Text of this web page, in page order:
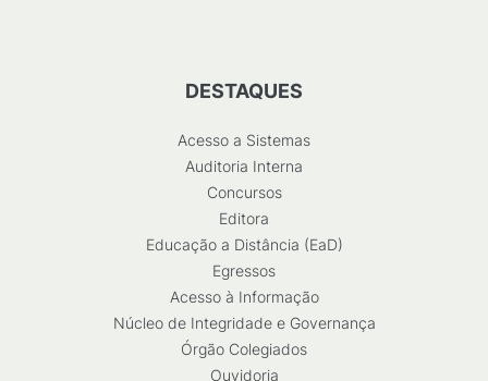
DESTAQUES
Acesso a Sistemas
Auditoria Interna
Concursos
Editora
Educação a Distância (EaD)
Egressos
Acesso à Informação
Núcleo de Integridade e Governança
Órgão Colegiados
Ouvidoria